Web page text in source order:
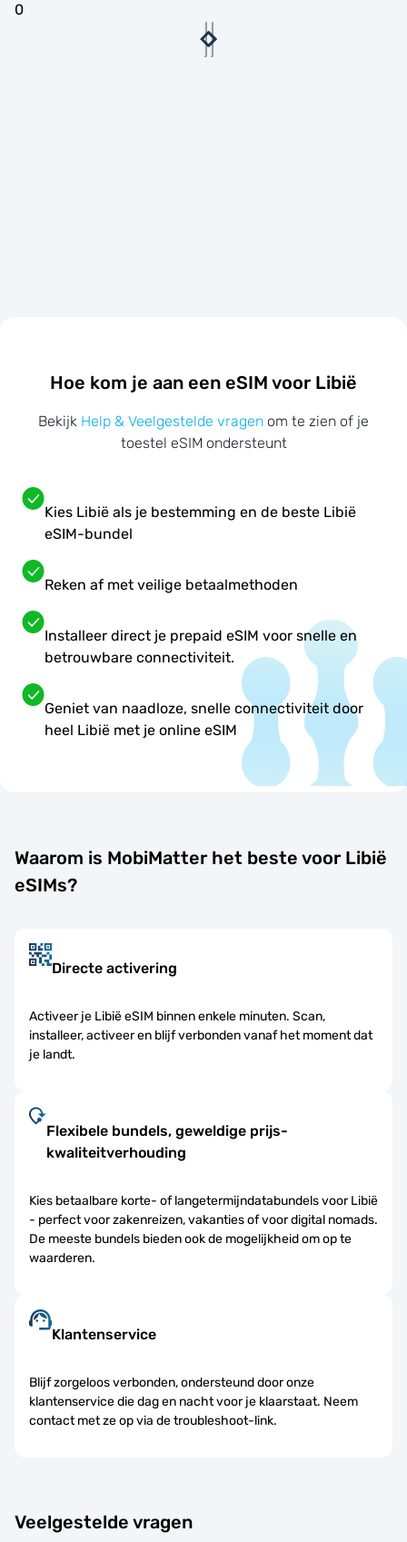
0
Hoe kom je aan een eSIM voor Libië
Bekijk Help & Veelgestelde vragen om te zien of je
toestel eSIM ondersteunt
Kies Libië als je bestemming en de beste Libië
eSIM-bundel
Reken af met veilige betaalmethoden
Installeer direct je prepaid eSIM voor snelle en
betrouwbare connectiviteit.
Geniet van naadloze, snelle connectiviteit door
heel Libië met je online eSIM
Waarom is MobiMatter het beste voor Libië
eSIMs?
Directe activering
Activeer je Libië eSIM binnen enkele minuten. Scan,
installeer, activeer en blijf verbonden vanaf het moment dat
je landt.
Flexibele bundels, geweldige prijs-
kwaliteitverhouding
Kies betaalbare korte- of langetermijndatabundels voor Libië
- perfect voor zakenreizen, vakanties of voor digital nomads.
De meeste bundels bieden ook de mogelijkheid om op te
waarderen.
Klantenservice
Blijf zorgeloos verbonden, ondersteund door onze
klantenservice die dag en nacht voor je klaarstaat. Neem
contact met ze op via de troubleshoot-link.
Veelgestelde vragen